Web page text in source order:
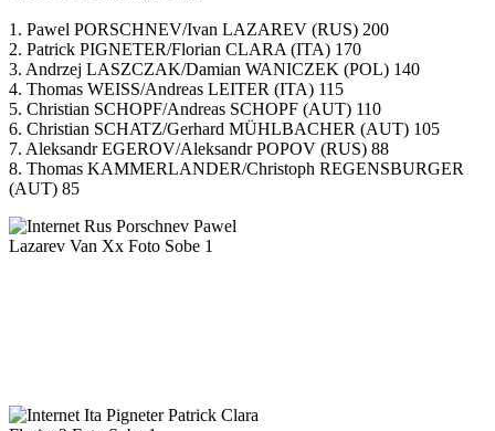
1. Pawel PORSCHNEV/Ivan LAZAREV (RUS) 200
2. Patrick PIGNETER/Florian CLARA (ITA) 170
3. Andrzej LASZCZAK/Damian WANICZEK (POL) 140
4. Thomas WEISS/Andreas LEITER (ITA) 115
5. Christian SCHOPF/Andreas SCHOPF (AUT) 110
6. Christian SCHATZ/Gerhard MÜHLBACHER (AUT) 105
7. Aleksandr EGEROV/Aleksandr POPOV (RUS) 88
8. Thomas KAMMERLANDER/Christoph REGENSBURGER
(AUT) 85